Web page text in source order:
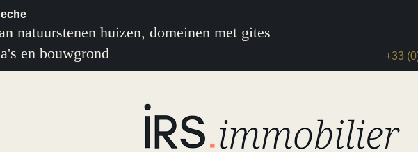
natuurstenen huizen, domeinen met gites
en bouwgrond
+33